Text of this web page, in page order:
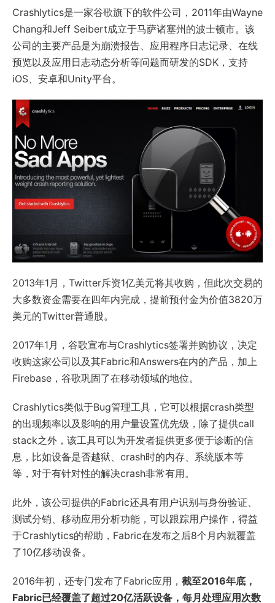
Crashlytics是一家谷歌旗下的软件公司，2011年由Wayne
Chang和Jeff Seibert成立于马萨诸塞州的波士顿市。该
公司的主要产品是为崩溃报告、应用程序日志记录、在线
预览以及应用日志动态分析等问题而研发的SDK，支持
iOS、安卓和Unity平台。
2013年1月，Twitter斥资1亿美元将其收购，但此次交易的
大多数资金需要在四年内完成，提前预付金为价值3820万
美元的Twitter普通股。
2017年1月，谷歌宣布与Crashlytics签署并购协议，决定
收购这家公司以及其Fabric和Answers在内的产品，加上
Firebase，谷歌巩固了在移动领域的地位。
Crashlytics类似于Bug管理工具，它可以根据crash类型
的出现频率以及影响的用户量设置优先级，除了提供call
stack之外，该工具可以为开发者提供更多便于诊断的信
息，比如设备是否越狱、crash时的内存、系统版本等
等，对于有针对性的解决crash非常有用。
此外，该公司提供的Fabric还具有用户识别与身份验证、
测试分销、移动应用分析功能，可以跟踪用户操作，得益
于Crashlytics的帮助，Fabric在发布之后8个月内就覆盖
了10亿移动设备。
2016年初，还专门发布了Fabric应用， 截至2016年底，
Fabric已经覆盖了超过20亿活跃设备，每月处理应用次数